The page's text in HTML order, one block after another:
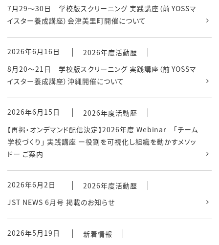
7月29～30日 学校版スクリーニング 実践講座（前 YOSSマ
イスター養成講座）会津美里町開催について
2026年6月16日
2026年度活動歴
8月20～21日 学校版スクリーニング 実践講座（前 YOSSマ
イスター養成講座）沖縄開催について
2026年6月15日
2026年度活動歴
【再掲・オンデマンド配信決定】2026年度 Webinar 「チーム
学校づくり」 実践講座 ー役割を可視化し組織を動かすメソッ
ドー ご案内
2026年6月2日
2026年度活動歴
JST NEWS 6月号 掲載のお知らせ
2026年5月19日
新着情報